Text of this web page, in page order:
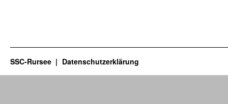
SSC-Rursee Datenschutzerklärung